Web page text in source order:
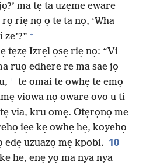
ma tẹ ta uzẹme eware
rọ riẹ nọ ọ te ta nọ, ‘Wha
+
tẹzẹ Izrẹl ọsẹ riẹ nọ: “Vi
ruọ edhere re ma sae jọ
+ te omai te owhẹ te emọ
viowa nọ oware ovo u ti
via, kru omẹ. Otẹrọnọ me
iẹe kẹ owhẹ hẹ, koyehọ
edẹ uzuazọ mẹ kpobi. 10
he, enẹ yọ ma nya nya